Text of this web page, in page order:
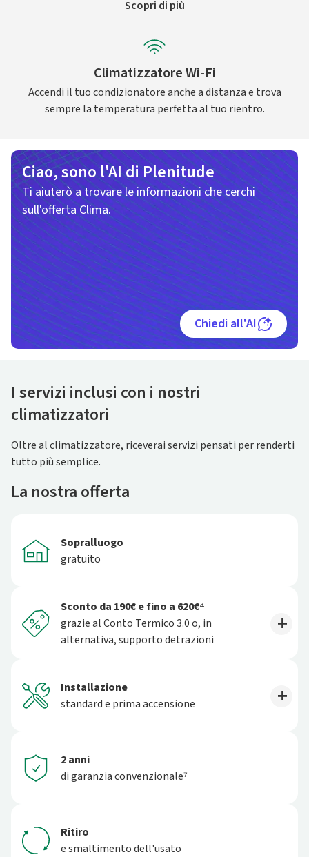
Scopri di più
Climatizzatore Wi-Fi
Accendi il tuo condizionatore anche a distanza e trova
sempre la temperatura perfetta al tuo rientro.
Ciao, sono l'AI di Plenitude
Ti aiuterò a trovare le informazioni che cerchi
sull'offerta Clima.
Chiedi all'AI
I servizi inclusi con i nostri
climatizzatori
Oltre al climatizzatore, riceverai servizi pensati per renderti
tutto più semplice.
La nostra offerta
Sopralluogo
gratuito
Sconto da 190€ e fino a 620€⁴
grazie al Conto Termico 3.0 o, in
alternativa, supporto detrazioni
Installazione
standard e prima accensione
2 anni
di garanzia convenzionale⁷
Ritiro
e smaltimento dell'usato